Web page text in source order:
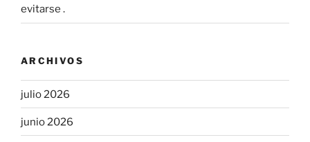
evitarse .
ARCHIVOS
julio 2026
junio 2026